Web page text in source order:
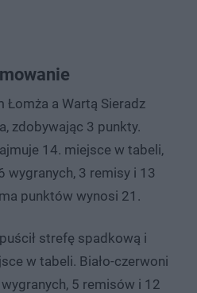
Łomża a Wartą Sieradz
zdobywając 3 punkty.
14. miejsce w tabeli,
wygranych, 3 remisy i 13
punktów wynosi 21.
strefę spadkową i
w tabeli. Biało-czerwoni
5 remisów i 12